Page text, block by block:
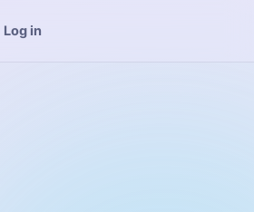
Log in